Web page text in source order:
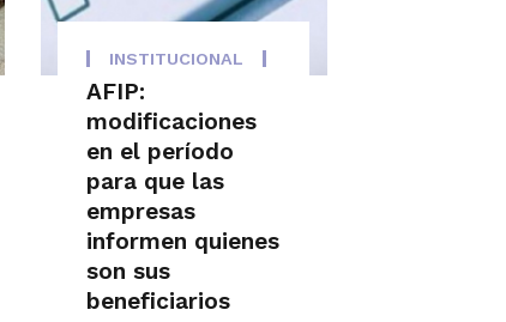
INSTITUCIONAL
AFIP:
modificaciones
en el período
para que las
empresas
informen quienes
son sus
beneficiarios